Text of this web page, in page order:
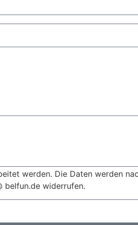
werden. Die Daten werden
belfun.de widerrufen.